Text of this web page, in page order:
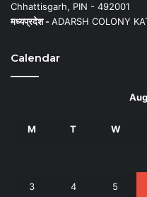
Chhattisgarh, PIN - 492001
मध्यप्रदेश -ADARSH COLONY
Calendar
M T W
3 4 5